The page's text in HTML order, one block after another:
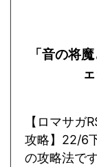
「音の将
【ロマサガ
攻略】22/6
の攻略法で